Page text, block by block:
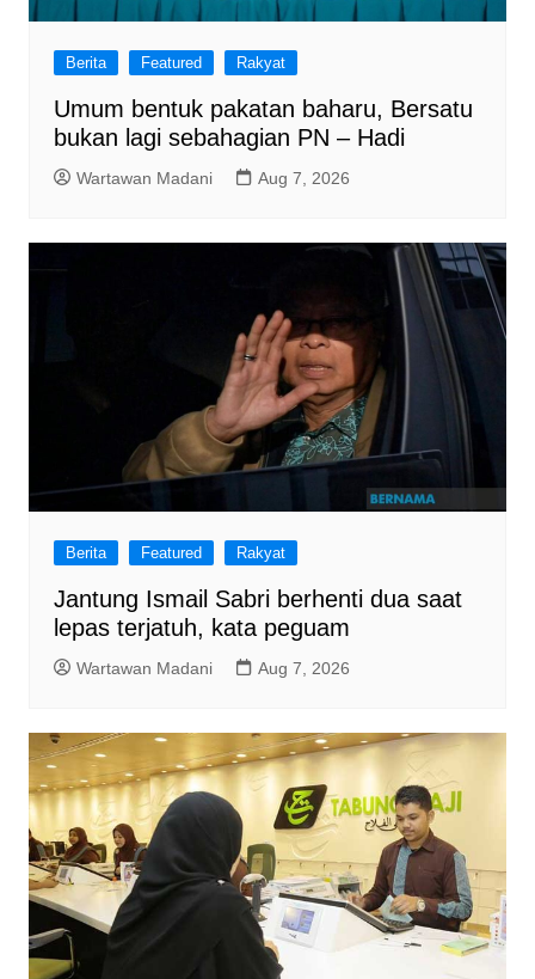
Berita Featured Rakyat
Umum bentuk pakatan baharu, Bersatu
bukan lagi sebahagian PN – Hadi
Wartawan Madani Aug 7, 2026
Berita Featured Rakyat
Jantung Ismail Sabri berhenti dua saat
lepas terjatuh, kata peguam
Wartawan Madani Aug 7, 2026